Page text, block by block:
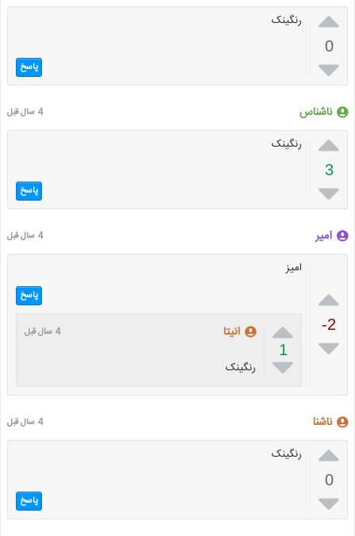

0

رنگینک
پاسخ
ناشناس 4 سال قبل

3

رنگینک
پاسخ
امیر 4 سال قبل

-2

امیز
پاسخ

1

انیتا 4 سال قبل
رنگینک
ناشنا 4 سال قبل

0

رنگینک
پاسخ